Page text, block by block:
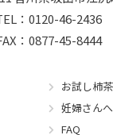
：0120-46-2436
：0877-45-8444
お試し柿茶
妊婦さんへ
FAQ